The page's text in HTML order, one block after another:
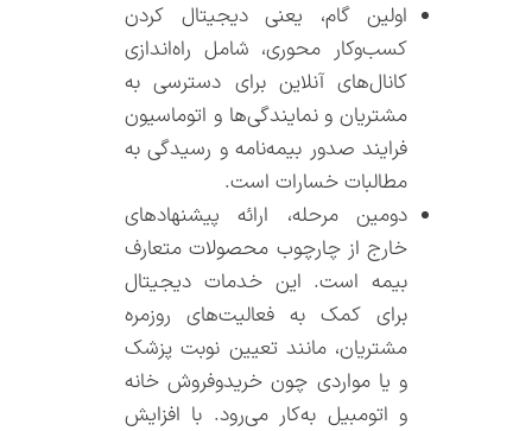
اولین گام، یعنی دیجیتال کردن
کسب‌‌و‌‌کار محوری، شامل راه‌‌اندازی
کانال‌‌های آنلاین برای دسترسی به
مشتریان و نمایندگی‌‌ها و اتوماسیون
فرایند صدور بیمه‌‌نامه و رسیدگی به
مطالبات خسارات است.
دومین مرحله، ارائه پیشنهادهای
خارج از چارچوب محصولات متعارف
بیمه است. این خدمات دیجیتال
برای کمک به فعالیت‌‌های روزمره
مشتریان، مانند تعیین نوبت پزشک
و یا مواردی چون خرید‌و‌فروش خانه
و اتومبیل به‌‌کار می‌‌رود. با افزایش